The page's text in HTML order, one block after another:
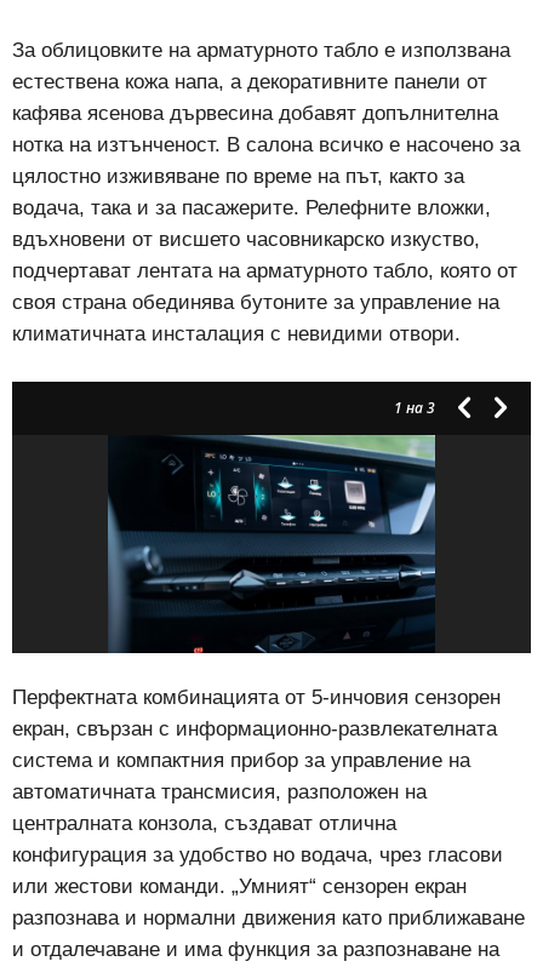
За облицовките на арматурното табло е използвана
естествена кожа напа, а декоративните панели от
кафява ясенова дървесина добавят допълнителна
нотка на изтънченост. В салона всичко е насочено за
цялостно изживяване по време на път, както за
водача, така и за пасажерите. Релефните вложки,
вдъхновени от висшето часовникарско изкуство,
подчертават лентата на арматурното табло, която от
своя страна обединява бутоните за управление на
климатичната инсталация с невидими отвори.
1 на 3
Перфектната комбинацията от 5-инчовия сензорен
екран, свързан с информационно-развлекателната
система и компактния прибор за управление на
автоматичната трансмисия, разположен на
централната конзола, създават отлична
конфигурация за удобство но водача, чрез гласови
или жестови команди. „Умният“ сензорен екран
разпознава и нормални движения като приближаване
и отдалечаване и има функция за разпознаване на